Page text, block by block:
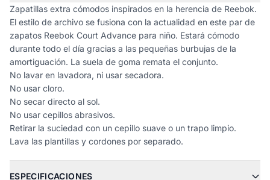
Zapatillas extra cómodos inspirados en la herencia de Reebok.
El estilo de archivo se fusiona con la actualidad en este par de
zapatos Reebok Court Advance para niño. Estará cómodo
durante todo el día gracias a las pequeñas burbujas de la
amortiguación. La suela de goma remata el conjunto.
No lavar en lavadora, ni usar secadora.
No usar cloro.
No secar directo al sol.
No usar cepillos abrasivos.
Retirar la suciedad con un cepillo suave o un trapo limpio.
Lava las plantillas y cordones por separado.
ESPECIFICACIONES